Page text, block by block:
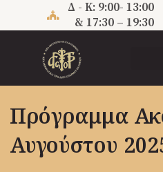
Δ - Κ: 9:00- 13:00
& 17:30 – 19:30
Πρόγραμμα
Αυγούστου